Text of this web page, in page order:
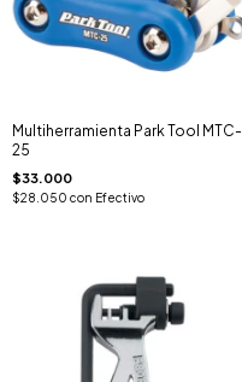
Multiherramienta Park Tool MTC-
25
$33.000
$28.050 con Efectivo